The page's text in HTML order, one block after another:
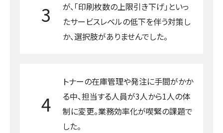
3
が、「印刷枚数の上限引き下げ」といっ
たサービスレベルの低下を伴う対策し
か、選択肢がありませんでした。
4
トナーの在庫管理や発注に手間がかか
る中、担当する人員が3人から1人の体
制に変更。業務効率化が喫緊の課題で
した。